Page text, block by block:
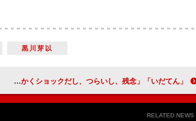
黒川芽以
「いだてん」制作統括、ピエール瀧についてコメント 「とにかくショックだし、つらいし、残念」
RELATED NEWS